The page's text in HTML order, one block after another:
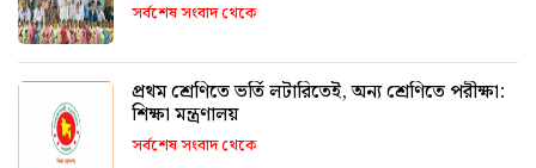
সর্বশেষ সংবাদ থেকে
প্রথম শ্রেণিতে ভর্তি লটারিতেই, অন্য শ্রেণিতে পরীক্ষা:
শিক্ষা মন্ত্রণালয়
সর্বশেষ সংবাদ থেকে